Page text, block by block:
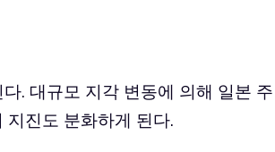
. 대규모 지각 변동에 의해 일본 주
지진도 분화하게 된다.